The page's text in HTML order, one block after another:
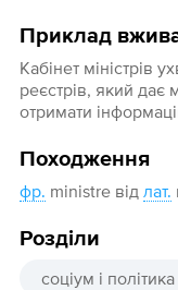
Приклад
Кабінет міністрів
реєстрів, який дає
отримати
Походження
фр. ministre від лат.
Розділи
соціум і політика